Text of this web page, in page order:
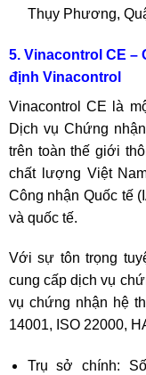
Thụy Phương,
5. Vinacontrol CE –
định Vinacontrol
Vinacontrol CE là
Dịch vụ Chứng
trên toàn thế giới
chất lượng Việt
Công nhận Quốc tế
và quốc tế.
Với sự tôn trọng
cung cấp dịch vụ
vụ chứng nhận hệ
14001, ISO 22000,
Trụ sở chính: